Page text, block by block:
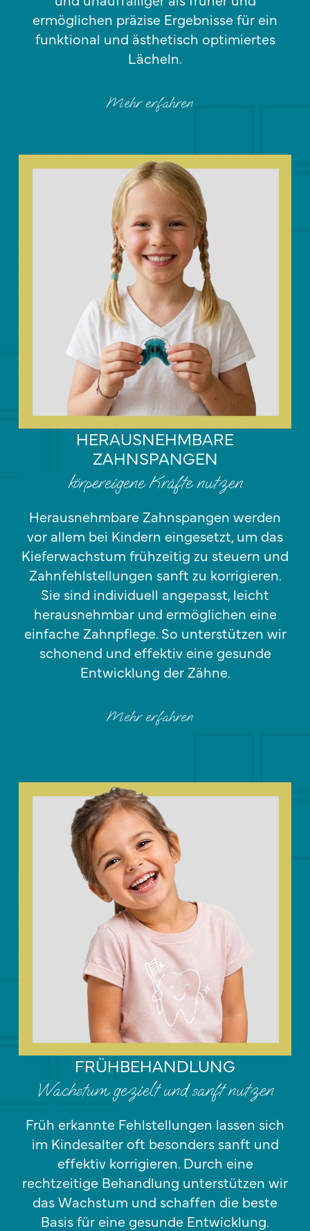
ermöglichen präzise Ergebnisse für ein
funktional und ästhetisch optimiertes
Lächeln.
Mehr erfahren
HERAUSNEHMBARE
ZAHNSPANGEN
körpereigene Kräfte nutzen
Herausnehmbare Zahnspangen werden
vor allem bei Kindern eingesetzt, um das
Kieferwachstum frühzeitig zu steuern und
Zahnfehlstellungen sanft zu korrigieren.
Sie sind individuell angepasst, leicht
herausnehmbar und ermöglichen eine
einfache Zahnpflege. So unterstützen wir
schonend und effektiv eine gesunde
Entwicklung der Zähne.
Mehr erfahren
FRÜHBEHANDLUNG
Wachstum gezielt und sanft nutzen
Früh erkannte Fehlstellungen lassen sich
im Kindesalter oft besonders sanft und
effektiv korrigieren. Durch eine
rechtzeitige Behandlung unterstützen wir
das Wachstum und schaffen die beste
Basis für eine gesunde Entwicklung.